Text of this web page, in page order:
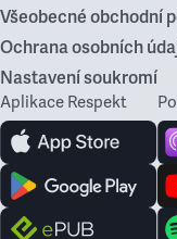
Všeobecné obchodní
Ochrana osobních
Nastavení soukromí
Aplikace Respekt